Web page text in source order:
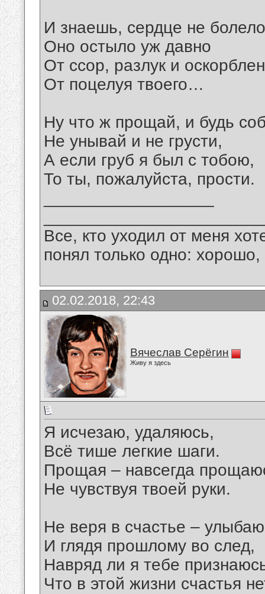
И знаешь, сердце не
Оно остыло уж давно
От ссор, разлук и
От поцелуя твоего…
Ну что ж прощай, и будь
Не унывай и не грусти,
А если груб я был с тобою,
То ты, пожалуйста, прости.
Все, кто уходил от меня
понял только одно:
02.02.2018, 22:43
Вячеслав Серёгин
Живу я здесь
Я исчезаю, удаляюсь,
Всё тише легкие шаги.
Прощая – навсегда
Не чувствуя твоей руки.
Не веря в счастье –
И глядя прошлому во след,
Навряд ли я тебе
Что в этой жизни счастья